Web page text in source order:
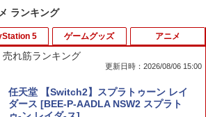
ランキング
れ筋ランキング
更新日時：2026/08/06 15:00
任天堂 【Switch2】スプラトゥーン レイ
ダース [BEE-P-AADLA NSW2 スプラト
5 ゲームグッズ アニメ